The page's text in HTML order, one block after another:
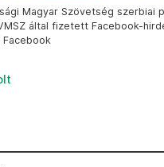
Magyar Szövetség szerbiai
által fizetett Facebook-
Facebook